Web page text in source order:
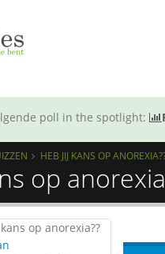
poll in the spotlight:
HEB JIJ KANS OP
op
op anorexia??